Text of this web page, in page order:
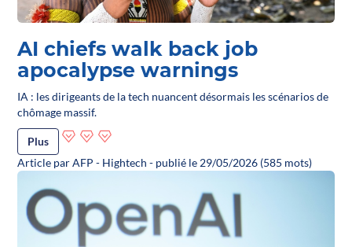
AI chiefs walk back job
apocalypse warnings
IA : les dirigeants de la tech nuancent désormais les scénarios de
chômage massif.
Plus
Article par AFP - Hightech - publié le 29/05/2026 (585 mots)